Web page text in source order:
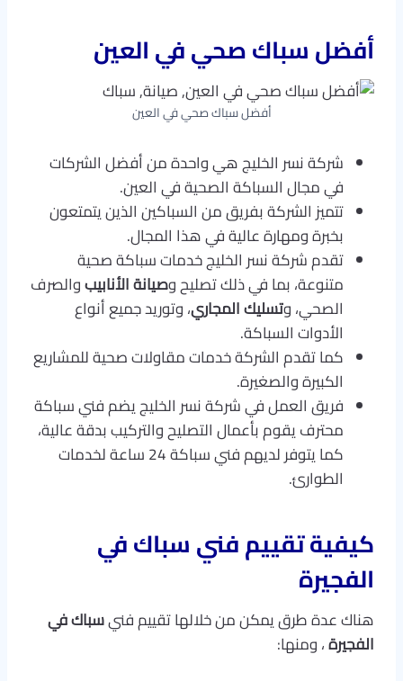
أفضل سباك صحي في العين
أفضل سباك صحي في العين
شركة نسر الخليج هي واحدة من أفضل الشركات
في مجال السباكة الصحية في العين.
تتميز الشركة بفريق من السباكين الذين يتمتعون
بخبرة ومهارة عالية في هذا المجال.
تقدم شركة نسر الخليج خدمات سباكة صحية
متنوعة، بما في ذلك تصليح وصيانة الأنابيبوالصرف
الصحي، وتسليك المجاري، وتوريد جميع أنواع
الأدوات السباكة.
كما تقدم الشركة خدمات مقاولات صحية للمشاريع
الكبيرة والصغيرة.
فريق العمل في شركة نسر الخليج يضم فني سباكة
محترف يقوم بأعمال التصليح والتركيب بدقة عالية،
كما يتوفر لديهم فني سباكة 24 ساعة لخدمات
الطوارئ.
كيفية تقييم فني سباك في
الفجيرة
هناك عدة طرق يمكن من خلالها تقييم فنيسباك في
الفجيرة، ومنها: